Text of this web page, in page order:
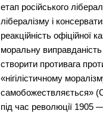
етап російського
лібералізму і
реакційність офіційної
моральну
створити противага
«нігілістичному
самобожествляється» (С.
під час революції 1905